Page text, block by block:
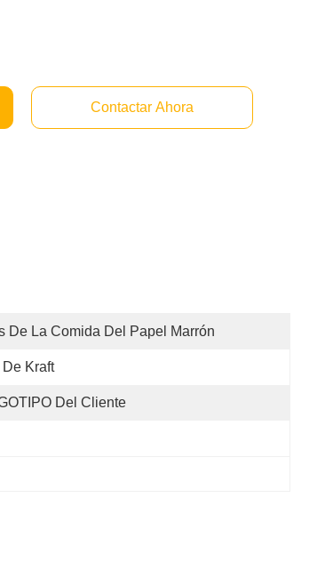
Contactar Ahora
De La Comida Del Papel Marrón
Kraft
Del Cliente